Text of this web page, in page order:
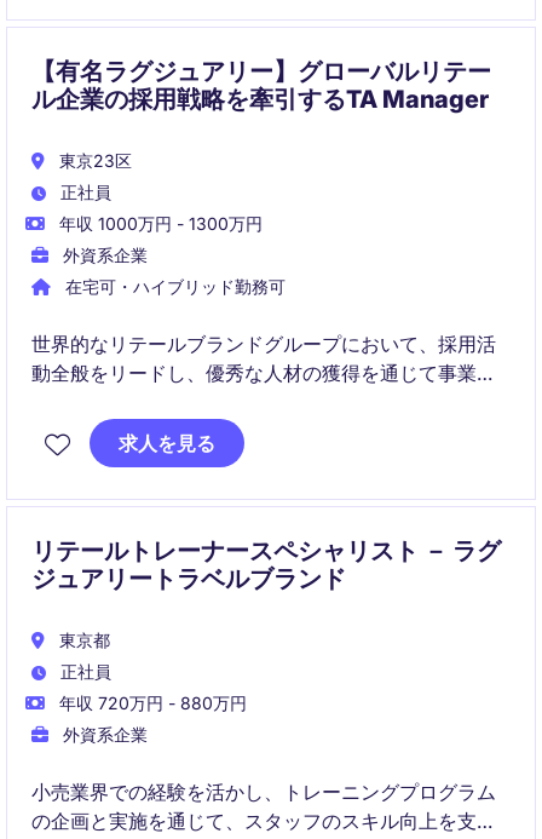
【有名ラグジュアリー】グローバルリテー
ル企業の採用戦略を牽引するTA Manager
東京23区
正社員
年収 1000万円 - 1300万円
外資系企業
在宅可・ハイブリッド勤務可
世界的なリテールブランドグループにおいて、採用活
動全般をリードし、優秀な人材の獲得を通じて事業成
行、採用ブランディング、社内異動促進施策や人事プ
ロジェクト推進まで幅広く携わることができます。
求人を見る
リテールトレーナースペシャリスト － ラグ
ジュアリートラベルブランド
東京都
正社員
年収 720万円 - 880万円
外資系企業
小売業界での経験を活かし、トレーニングプログラム
の企画と実施を通じて、スタッフのスキル向上を支援